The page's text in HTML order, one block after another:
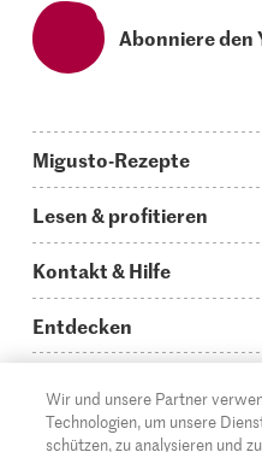
Abonniere den
Migusto-Rezepte
Was koche ich heute?
Hauptgerichte
Schnelle & einfache
Apéro & Fingerfood
Lesen & profitieren
Storys
How to-Videos
Glossar
Kontakt & Hilfe
Infos zum Kochen mit
Kontakt
Entdecken
Supermarkt
Migros Online
DE FR IT
Wir und unsere Partner
Technologien, um unsere
schützen, zu analysieren und